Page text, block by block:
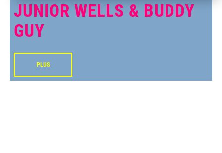
JUNIOR WELLS & BUDDY
GUY
PLUS